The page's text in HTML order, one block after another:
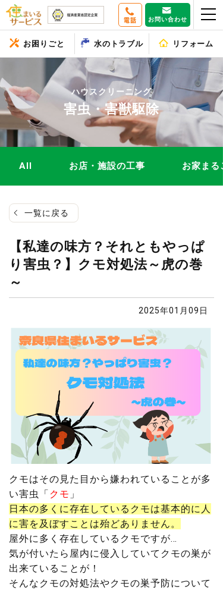
お問い合わせ
電話
お困りごと 水のトラブル リフォーム
ハウスクリーニング
害虫・害獣駆除
All お店・施設の工事 お家まる
一覧に戻る
【私達の味方？それともやっぱ
り害虫？】クモ対処法～虎の巻
～
2025年01月09日
クモはその見た目から嫌われていることが多
い害虫「 クモ 」
日本の多くに存在しているクモは基本的に人
に害を及ぼすことは殆どありません。
屋外に多く存在しているクモですが…
気が付いたら屋内に侵入していてクモの巣が
出来ていることが！
そんなクモの対処法やクモの巣予防について